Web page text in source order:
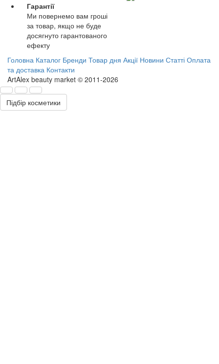
Гарантії
Ми повернемо вам гроші
за товар, якщо не буде
досягнуто гарантованого
ефекту
Головна Каталог Бренди Товар дня Акції Новини Статті Оплата
та доставка Контакти
ArtAlex beauty market © 2011-2026
Підбір косметики